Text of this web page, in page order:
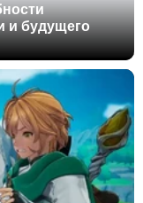
и будущего